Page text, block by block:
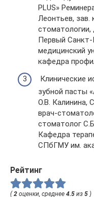
PLUS»
Леонтьев, зав.
стоматологии,
Первый Санкт-
медицинский
кафедра
Клинические
зубной пасты
О.В. Калинина,
врач-
стоматолог
Кафедра
СПбГМУ им.
Рейтинг
( 2 оценки, среднее 4.5 из 5 )